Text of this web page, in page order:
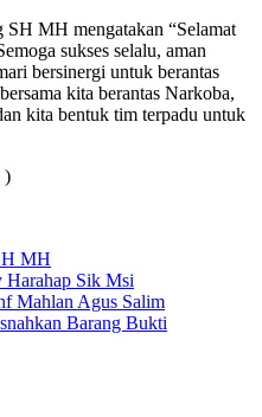
MH mengatakan “Selamat
sukses selalu, aman
bersinergi untuk berantas
kita berantas Narkoba,
kita bentuk tim terpadu untuk
)
MH
Sik Msi
Mahlan Agus Salim
Barang Bukti